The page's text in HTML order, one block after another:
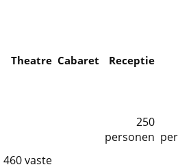
Theatre Cabaret Receptie
250
personen
460 vaste